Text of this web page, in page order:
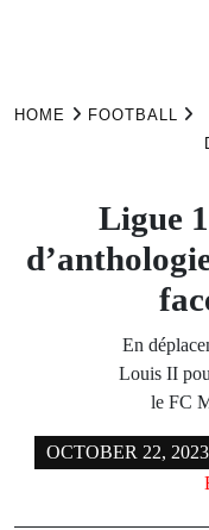
HOME FOOTBALL
Ligue
En
Louis II
le FC
OCTOBER 22, 2023